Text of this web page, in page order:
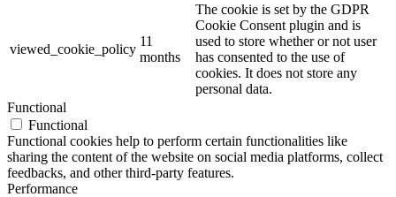
viewed_cookie_policy
11
months
The cookie is set by the GDPR
Cookie Consent plugin and is
used to store whether or not user
has consented to the use of
cookies. It does not store any
personal data.
Functional
Functional
Functional cookies help to perform certain functionalities like
sharing the content of the website on social media platforms, collect
feedbacks, and other third-party features.
Performance